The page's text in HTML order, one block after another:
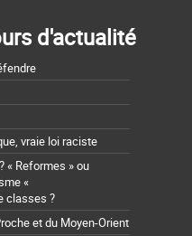
d'actualité
vraie loi raciste
« Reformes » ou
«
classes ?
et du Moyen-Orient